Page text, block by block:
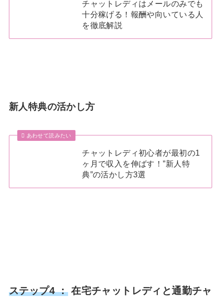
チャットレディはメールのみでも
十分稼げる！報酬や向いている人
を徹底解説
新人特典の活かし方
あわせて読みたい
チャットレディ初心者が最初の1
ヶ月で収入を伸ばす！”新人特
典”の活かし方3選
ステップ4 ：在宅チャットレディと通勤チャ